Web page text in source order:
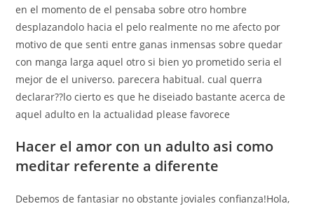
en el momento de el pensaba sobre otro hombre
desplazandolo hacia el pelo realmente no me afecto por
motivo de que senti entre ganas inmensas sobre quedar
con manga larga aquel otro si bien yo prometido seri­a el
mejor de el universo. parecera habitual. cual querra
declarar??lo cierto es que he diseiado bastante acerca de
aquel adulto en la actualidad please favorece
Hacer el amor con un adulto asi­ como
meditar referente a diferente
Debemos de fantasiar no obstante joviales confianza!Hola,